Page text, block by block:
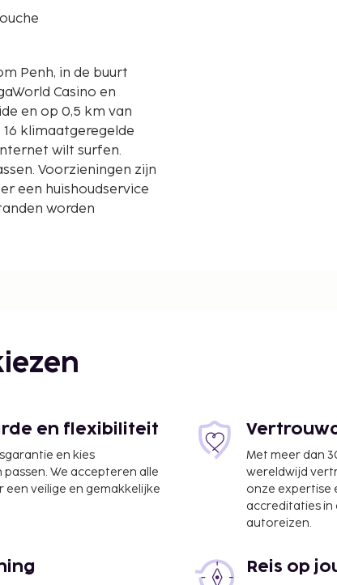
Penh, in de buurt
Casino en
16 klimaatgeregelde
wilt surfen.
Voorzieningen zijn
een huishoudservice
worden
en flexibiliteit
en kies
We accepteren alle
veilige en gemakkelijke
Met meer dan
wereldwijd
onze expertise
accreditaties in
autoreizen.
Reis op